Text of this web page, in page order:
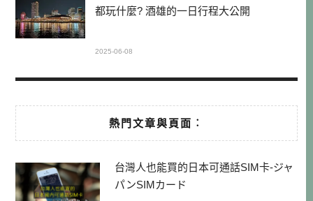
都玩什麼? 酒雄的一日行程大公開
2025-06-08
熱門文章與頁面︰
台灣人也能買的日本可通話SIM卡-ジャ
パンSIMカード